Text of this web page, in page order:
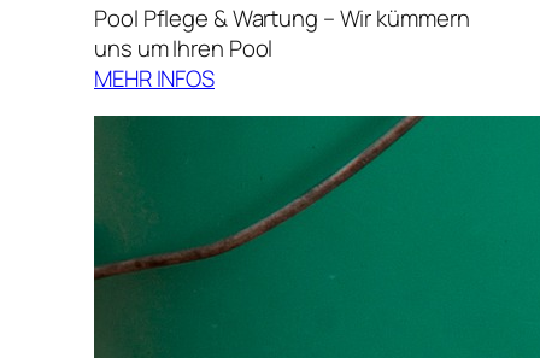
Pool Pflege & Wartung – Wir kümmern
uns um Ihren Pool
MEHR INFOS